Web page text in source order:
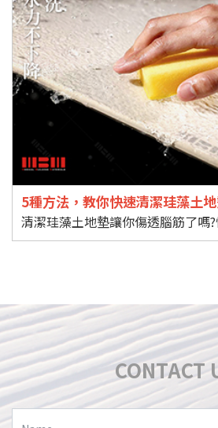
5種方法，教你快速清潔珪藻土
清潔珪藻土地墊讓你傷透腦筋了嗎
CONTACT